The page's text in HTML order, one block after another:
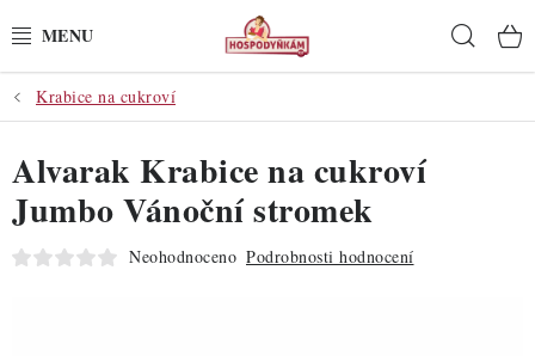
na
POTŘEBY
POMŮCKY
SUROVINY
Krabice na cukroví
Alvarak Krabice na cukroví
Jumbo Vánoční stromek
Neohodnoceno Podrobnosti hodnocení